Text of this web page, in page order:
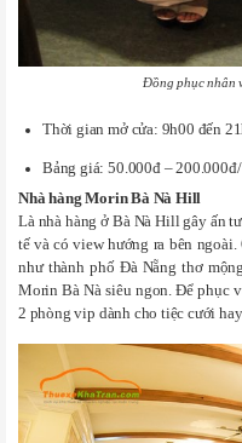
Đồng phục nhân
Thời gian mở cửa: 9h00 đến
Bảng giá: 50.000đ –
Nhà hàng Morin Bà Nà Hill
Là nhà hàng ở Bà Nà Hill gây ấn
tế và có view hướng ra bên
như thành phố Đà Nẵng thơ
Morin Bà Nà siêu ngon. Để phục
2 phòng vip dành cho tiệc cưới